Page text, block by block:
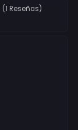
(1 Reseñas)